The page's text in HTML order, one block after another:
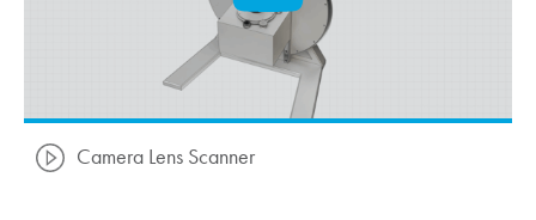
Camera Lens Scanner